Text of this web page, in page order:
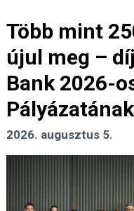
Több mint
újul meg –
Bank 2026-
2026. augusztus 5.